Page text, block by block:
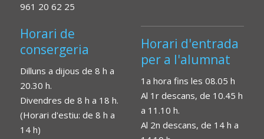
961 20 62 25
Horari de
consergeria
Dilluns a dijous de 8 h a
20.30 h.
Divendres de 8 h a 18 h.
(Horari d'estiu: de 8 h a
14 h)
Horari d'entrada
per a l'alumnat
1a hora fins les 08.05 h
Al 1r descans, de 10.45 h
a 11.10 h.
Al 2n descans, de 14 h a